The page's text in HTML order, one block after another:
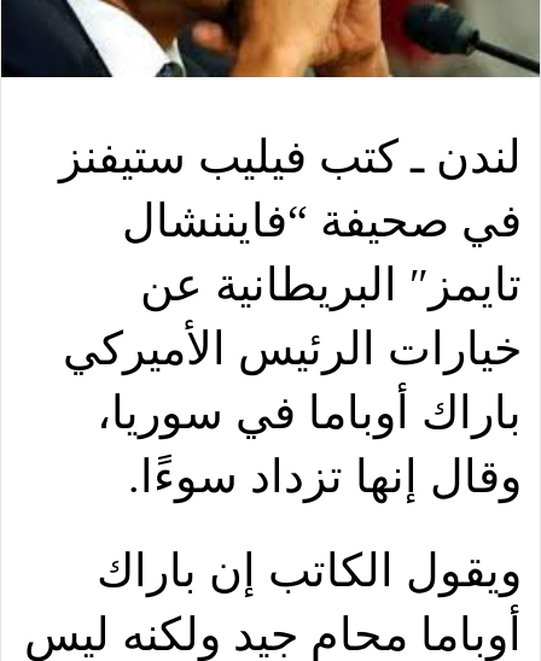
لندن ـ كتب فيليب ستيفنز
في صحيفة “فايننشال
تايمز″ البريطانية عن
خيارات الرئيس الأميركي
باراك أوباما في سوريا،
وقال إنها تزداد سوءًا.
ويقول الكاتب إن باراك
أوباما محام جيد ولكنه ليس